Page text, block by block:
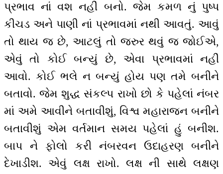
પ્રભાવ નાં વશ નહીં બનો. જેમ કમળ નું પુષ્પ
કીચડ અને પાણી નાં પ્રભાવમાં નથી આવતું. આવું
તો થાય જ છે, આટલું તો જરુર થવું જ જોઈએ,
એવું તો કોઈ બન્યું છે, એવા પ્રભાવમાં નહીં
આવો. કોઈ ભલે ન બન્યું હોય પણ તમે બનીને
બતાવો. જેમ શુદ્ધ સંકલ્પ રાખો છો કે પહેલાં નંબર
માં અમે આવીને બતાવીશું, વિશ્વ મહારાજન બનીને
બતાવીશું એમ વર્તમાન સમય પહેલાં હું બનીશ.
બાપ ને ફોલો કરી નંબરવન ઉદાહરણ બનીને
દેખાડીશ. એવું લક્ષ રાખો. લક્ષ ની સાથે લક્ષણ